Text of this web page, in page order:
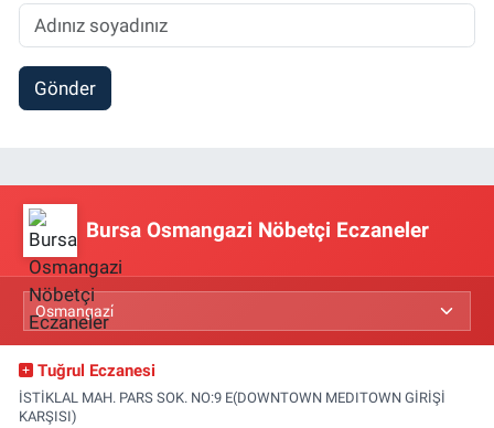
Gönder
Bursa Osmangazi Nöbetçi Eczaneler
Tuğrul Eczanesi
İSTİKLAL MAH. PARS SOK. NO:9 E(DOWNTOWN MEDITOWN GİRİŞİ
KARŞISI)